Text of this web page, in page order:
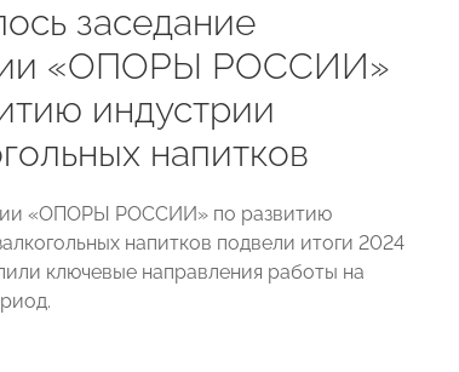
заседание
«ОПОРЫ РОССИИ»
индустрии
напитков
«ОПОРЫ РОССИИ» по развитию
напитков подвели итоги 2024
ключевые направления работы на